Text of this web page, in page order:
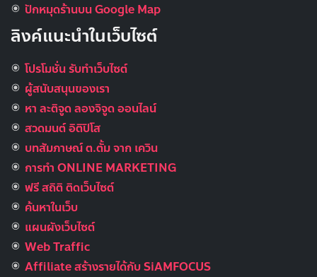
ปักหมุดร้านบน Google Map
ลิงค์แนะนำในเว็บไซต์
โปรโมชั่น รับทำเว็บไซต์
ผู้สนับสนุนของเรา
หา ละติจูด ลองจิจูด ออนไลน์
สวดมนต์ อิติปิโส
บทสัมภาษณ์ ต.ตั้ม จาก เควิน
การทำ ONLINE MARKETING
ฟรี สถิติ ติดเว็บไซต์
ค้นหาในเว็บ
แผนผังเว็บไซต์
Web Traffic
Affiliate สร้างรายได้กับ SiAMFOCUS